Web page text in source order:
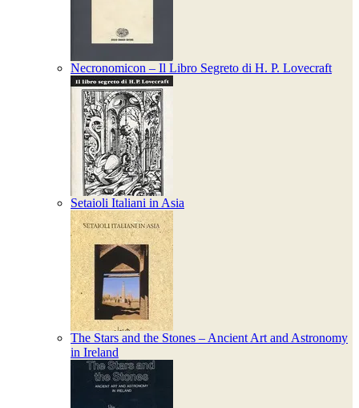
Necronomicon – Il Libro Segreto di H. P. Lovecraft
Setaioli Italiani in Asia
The Stars and the Stones – Ancient Art and Astronomy
in Ireland